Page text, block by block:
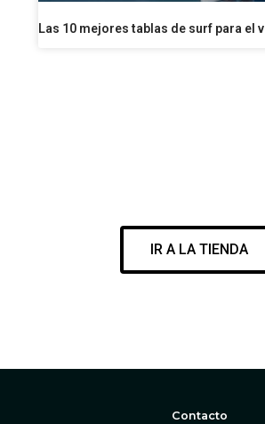
Las 10 mejores tablas de surf para el
IR A LA TIENDA
Contacto